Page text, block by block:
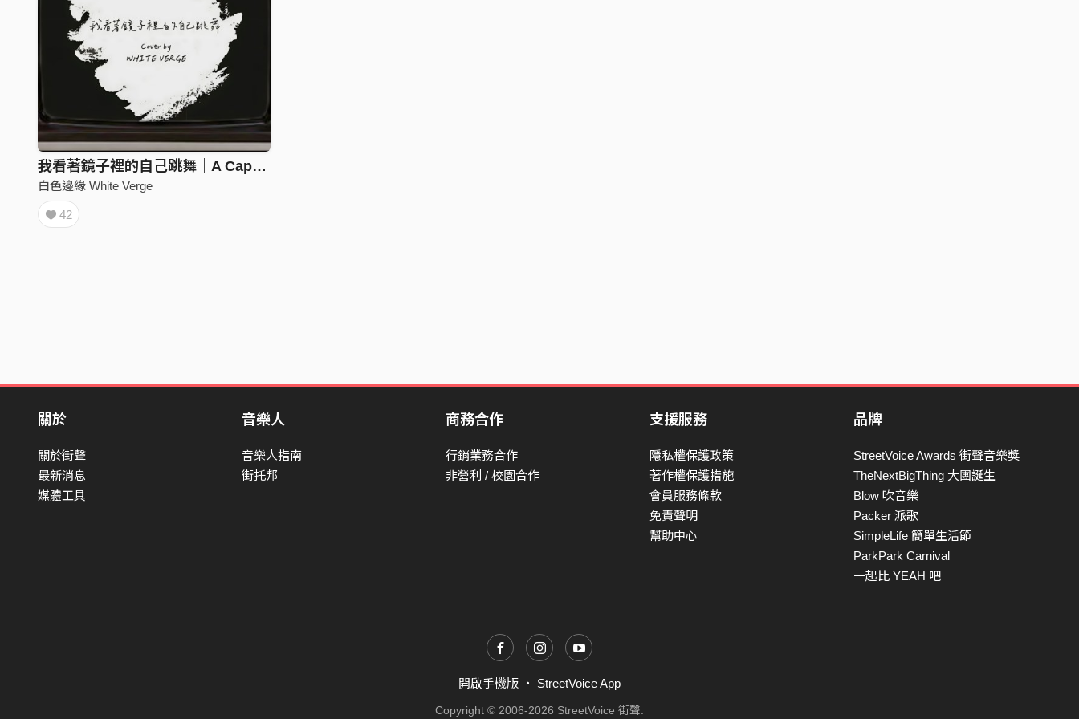
我看著鏡子裡的自己跳舞｜A Cappella Cover by 白色邊緣White Verge
白色邊緣 White Verge
42
關於
關於街聲
最新消息
媒體工具
音樂人
音樂人指南
街托邦
商務合作
行銷業務合作
非營利 / 校園合作
支援服務
隱私權保護政策
著作權保護措施
會員服務條款
免責聲明
幫助中心
品牌
StreetVoice Awards 街聲音樂獎
TheNextBigThing 大團誕生
Blow 吹音樂
Packer 派歌
SimpleLife 簡單生活節
ParkPark Carnival
一起比 YEAH 吧
開啟手機版 ・ StreetVoice App
Copyright © 2006-2026 StreetVoice 街聲.